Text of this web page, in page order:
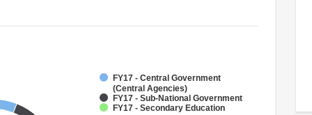
FY17 - Central Government
(Central Agencies)
FY17 - Sub-National Government
FY17 - Secondary Education